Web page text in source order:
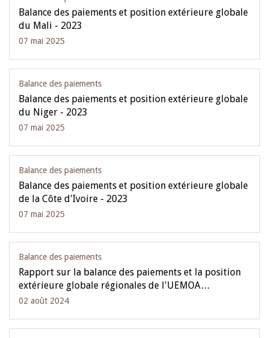
Balance des paiements et position extérieure globale
du Mali - 2023
07 mai 2025
Balance des paiements
Balance des paiements et position extérieure globale
du Niger - 2023
07 mai 2025
Balance des paiements
Balance des paiements et position extérieure globale
de la Côte d'Ivoire - 2023
07 mai 2025
Balance des paiements
Rapport sur la balance des paiements et la position
extérieure globale régionales de l'UEMOA…
02 août 2024